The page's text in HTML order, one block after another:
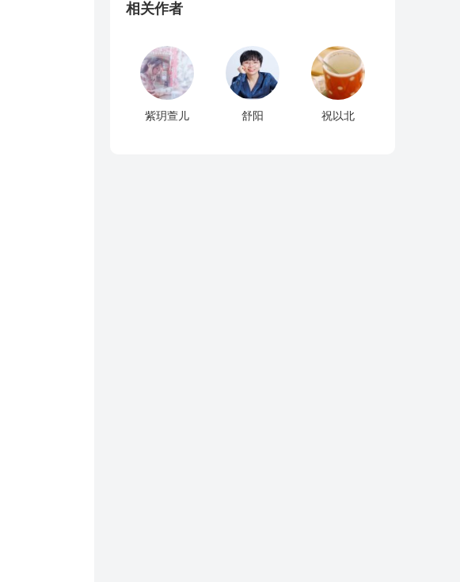
相关作者
紫玥萱儿 舒阳 祝以北